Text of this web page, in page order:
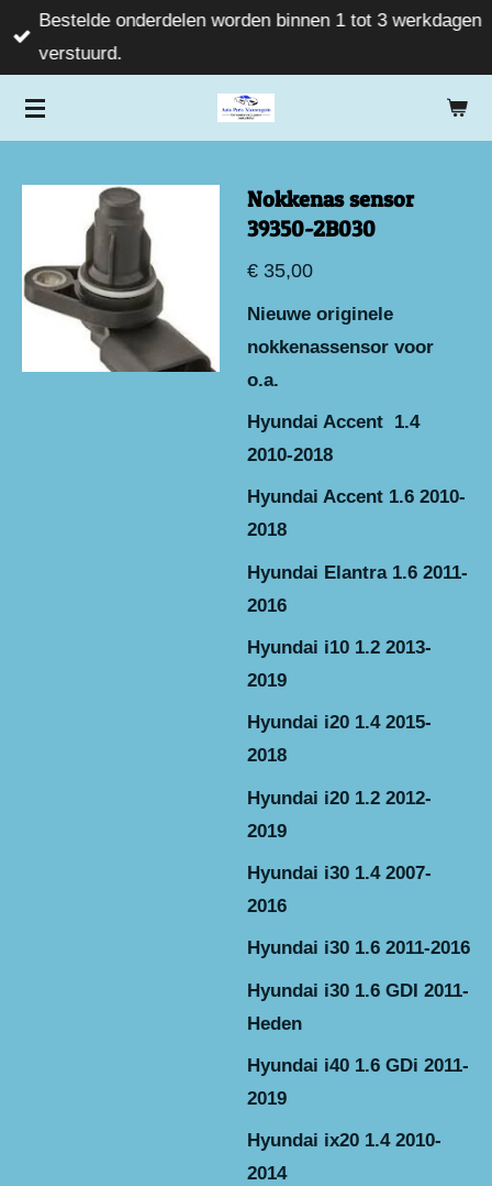
Ga
direct
de
Bestelde onderdelen worden binnen 1 tot 3 werkdagen
verstuurd.
Nokkenas sensor
39350-2B030
€ 35,00
Nieuwe originele
nokkenassensor voor
o.a.
Hyundai Accent 1.4
2010-2018
Hyundai Accent 1.6 2010-
2018
Hyundai Elantra 1.6 2011-
2016
Hyundai i10 1.2 2013-
2019
Hyundai i20 1.4 2015-
2018
Hyundai i20 1.2 2012-
2019
Hyundai i30 1.4 2007-
2016
Hyundai i30 1.6 2011-2016
Hyundai i30 1.6 GDI 2011-
Heden
Hyundai i40 1.6 GDi 2011-
2019
Hyundai ix20 1.4 2010-
2014